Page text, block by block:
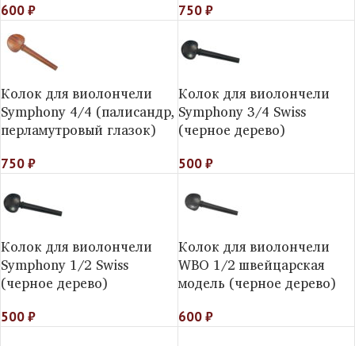
600₽ 750₽
Колок для виолончели
Symphony 4/4 (палисандр,
перламутровый глазок)
750₽
Колок для виолончели
Symphony 3/4 Swiss
(черное дерево)
500₽
Колок для виолончели
Symphony 1/2 Swiss
(черное дерево)
500₽
Колок для виолончели
WBO 1/2 швейцарская
модель (черное дерево)
600₽